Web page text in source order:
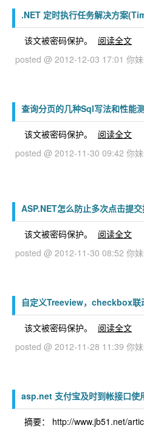
.NET 定时执行任务解决方案
该文被密码保护。
阅读全文
posted @ 2012-12-03 17:01 你
查询分页的几种Sql写法和性能
该文被密码保护。
阅读全文
posted @ 2012-11-30 09:42 你
ASP.NET怎么防止多次点击提
该文被密码保护。
阅读全文
posted @ 2012-11-30 08:52 你
自定义Treeview，checkbox联
该文被密码保护。
阅读全文
posted @ 2012-11-28 11:39 你
asp.net 支付宝及时到帐接口使
摘要： http://www.jb51.net/